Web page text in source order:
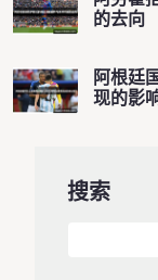
的去向
阿根廷
现的影
搜索